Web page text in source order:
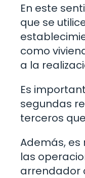
En este
que se
como
a la
Es
segundas
terceros
Además,
las
arrendador